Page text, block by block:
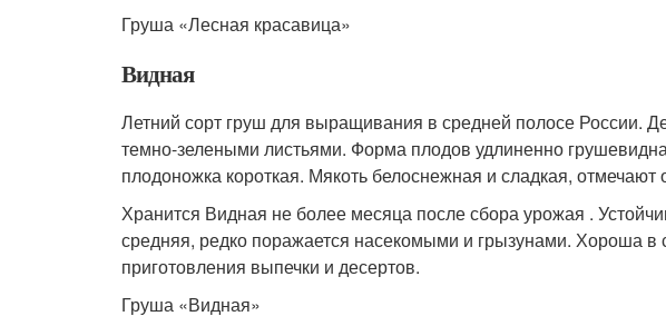
Груша «Лесная красавица»
Видная
Летний сорт груш для выращивания в средней полосе России.
темно-зелеными листьями. Форма плодов удлиненно
плодоножка короткая. Мякоть белоснежная и сладкая, отмечают
Хранится Видная не более месяца после сбора урожая .
средняя, редко поражается насекомыми и грызунами. Хороша
приготовления выпечки и десертов.
Груша «Видная»